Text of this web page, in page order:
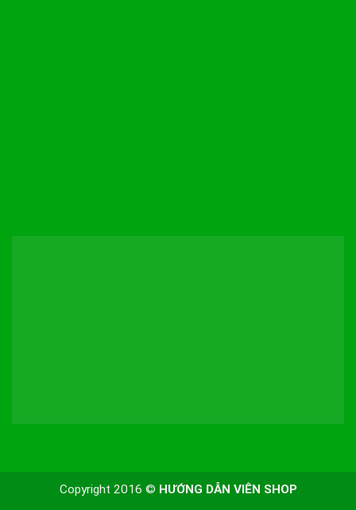
Copyright 2016 © HƯỚNG DẪN VIÊN SHOP